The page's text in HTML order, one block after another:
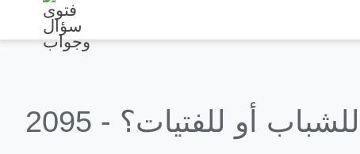
2095 - أو للفتيات؟